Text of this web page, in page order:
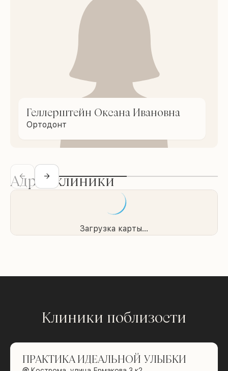
Геллерштейн Оксана Ивановна
Ортодонт
Адрес клиники
Загрузка карты...
Клиники поблизости
ПРАКТИКА ИДЕАЛЬНОЙ УЛЫБКИ